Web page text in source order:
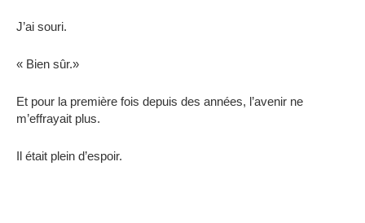
J’ai souri.
« Bien sûr.»
Et pour la première fois depuis des années, l’avenir ne
m’effrayait plus.
Il était plein d’espoir.